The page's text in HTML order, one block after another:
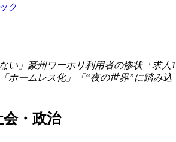
ク
い」豪州ワーホリ利用者の惨状「求人1
ホームレス化」「“夜の世界”に踏み込
会・政治